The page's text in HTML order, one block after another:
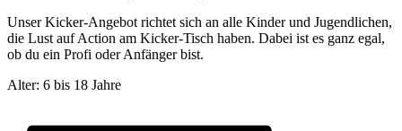
Unser Kicker-Angebot richtet sich an alle Kinder und Jugendlichen,
die Lust auf Action am Kicker-Tisch haben. Dabei ist es ganz egal,
ob du ein Profi oder Anfänger bist.
Alter: 6 bis 18 Jahre